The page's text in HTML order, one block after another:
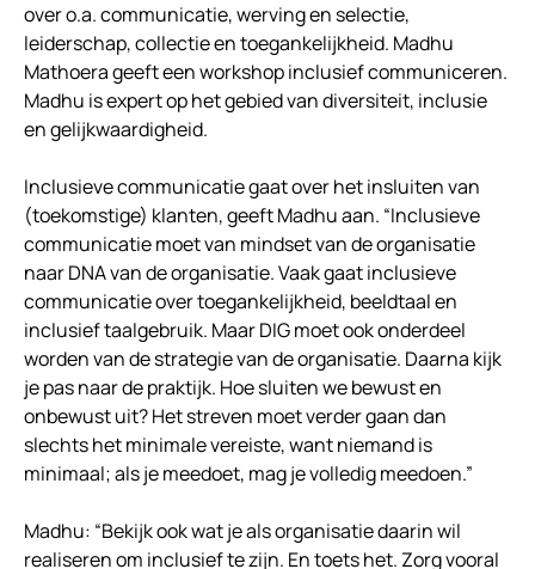
over o.a. communicatie, werving en selectie,
leiderschap, collectie en toegankelijkheid. Madhu
Mathoera geeft een workshop inclusief communiceren.
Madhu is expert op het gebied van diversiteit, inclusie
en gelijkwaardigheid.
Inclusieve communicatie gaat over het insluiten van
(toekomstige) klanten, geeft Madhu aan. “Inclusieve
communicatie moet van mindset van de organisatie
naar DNA van de organisatie. Vaak gaat inclusieve
communicatie over toegankelijkheid, beeldtaal en
inclusief taalgebruik. Maar DIG moet ook onderdeel
worden van de strategie van de organisatie. Daarna kijk
je pas naar de praktijk. Hoe sluiten we bewust en
onbewust uit? Het streven moet verder gaan dan
slechts het minimale vereiste, want niemand is
minimaal; als je meedoet, mag je volledig meedoen.”
Madhu: “Bekijk ook wat je als organisatie daarin wil
realiseren om inclusief te zijn. En toets het. Zorg vooral